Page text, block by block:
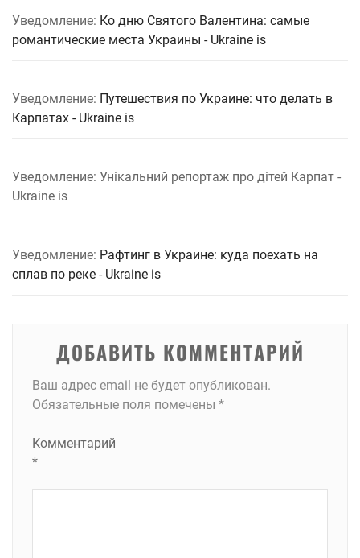
Уведомление: Ко дню Святого Валентина: самые
романтические места Украины - Ukraine is
Уведомление: Путешествия по Украине: что делать в
Карпатах - Ukraine is
Уведомление: Унікальний репортаж про дітей Карпат -
Ukraine is
Уведомление: Рафтинг в Украине: куда поехать на
сплав по реке - Ukraine is
ДОБАВИТЬ КОММЕНТАРИЙ
Ваш адрес email не будет опубликован.
Обязательные поля помечены *
Комментарий
*